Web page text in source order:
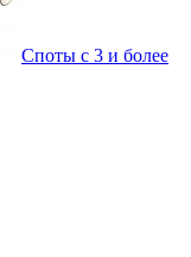
Споты с 3 и более